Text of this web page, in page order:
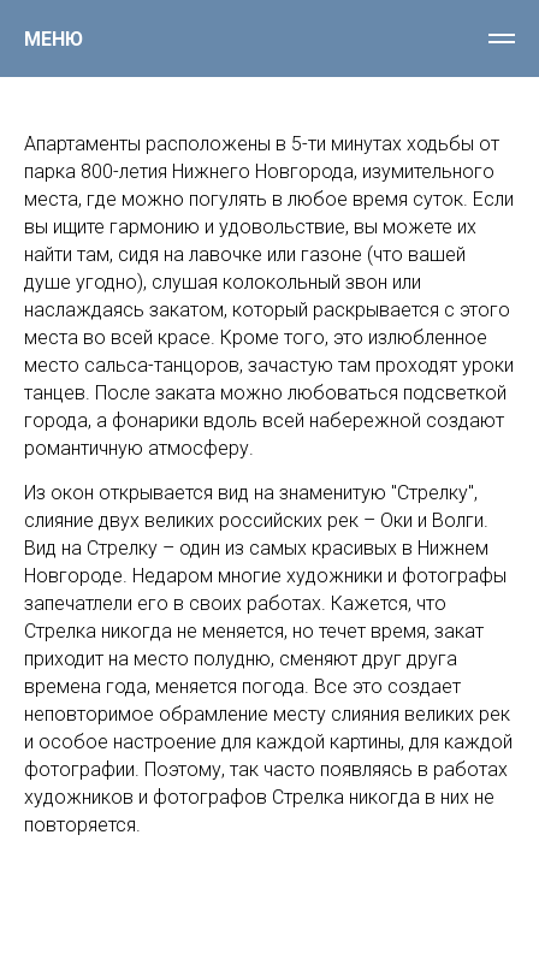
МЕНЮ
Апартаменты расположены в 5-ти минутах ходьбы от
парка 800-летия Нижнего Новгорода, изумительного
места, где можно погулять в любое время суток. Если
вы ищите гармонию и удовольствие, вы можете их
найти там, сидя на лавочке или газоне (что вашей
душе угодно), слушая колокольный звон или
наслаждаясь закатом, который раскрывается с этого
места во всей красе. Кроме того, это излюбленное
место сальса-танцоров, зачастую там проходят уроки
танцев. После заката можно любоваться подсветкой
города, а фонарики вдоль всей набережной создают
романтичную атмосферу.
Из окон открывается вид на знаменитую "Стрелку",
слияние двух великих российских рек – Оки и Волги.
Вид на Стрелку – один из самых красивых в Нижнем
Новгороде. Недаром многие художники и фотографы
запечатлели его в своих работах. Кажется, что
Стрелка никогда не меняется, но течет время, закат
приходит на место полудню, сменяют друг друга
времена года, меняется погода. Все это создает
неповторимое обрамление месту слияния великих рек
и особое настроение для каждой картины, для каждой
фотографии. Поэтому, так часто появляясь в работах
художников и фотографов Стрелка никогда в них не
повторяется.